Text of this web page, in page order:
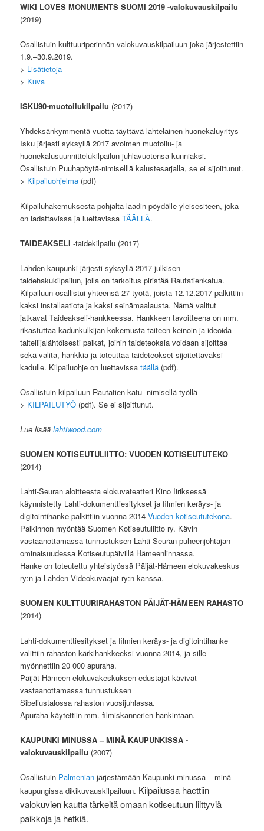
WIKI LOVES MONUMENTS SUOMI 2019 -valokuvauskilpailu
(2019)
Osallistuin kulttuuriperinnön valokuvauskilpailuun joka järjestettiin
1.9.–30.9.2019.
> Lisätietoja
> Kuva
ISKU90-muotoilukilpailu (2017)
Yhdeksänkymmentä vuotta täyttävä lahtelainen huonekaluyritys
Isku järjesti syksyllä 2017 avoimen muotoilu- ja
huonekalusuunnittelukilpailun juhlavuotensa kunniaksi.
Osallistuin Puuhapöytä-nimiselllä kalustesarjalla, se ei sijoittunut.
> Kilpailuohjelma (pdf)
Kilpailuhakemuksesta pohjalta laadin pöydälle yleisesiteen, joka
on ladattavissa ja luettavissaTÄÄLLÄ.
TAIDEAKSELI -taidekilpailu (2017)
Lahden kaupunki järjesti syksyllä 2017 julkisen
taidehakukilpailun, jolla on tarkoitus piristää Rautatienkatua.
Kilpailuun osallistui yhteensä 27 työtä, joista 12.12.2017 palkittiin
kaksi installaatiota ja kaksi seinämaalausta. Nämä valitut
jatkavat Taideakseli-hankkeessa. Hankkeen tavoitteena on mm.
rikastuttaa kadunkulkijan kokemusta taiteen keinoin ja ideoida
taiteilijalähtöisesti paikat, joihin taideteoksia voidaan sijoittaa
sekä valita, hankkia ja toteuttaa taideteokset sijoitettavaksi
kadulle. Kilpailuohje on luettavissatäällä (pdf).
Osallistuin kilpailuun Rautatien katu -nimisellä työllä
> KILPAILUTYÖ (pdf). Se ei sijoittunut.
Lue lisäälahtiwood.com
SUOMEN KOTISEUTULIITTO: VUODEN KOTISEUTUTEKO
(2014)
Lahti-Seuran aloitteesta elokuvateatteri Kino Iiriksessä
käynnistetty Lahti-dokumenttiesitykset ja filmien keräys- ja
digitointihanke palkittiin vuonna 2014Vuoden kotiseututekona.
Palkinnon myöntää Suomen Kotiseutuliitto ry. Kävin
vastaanottamassa tunnustuksen Lahti-Seuran puheenjohtajan
ominaisuudessa Kotiseutupäivillä Hämeenlinnassa.
Hanke on toteutettu yhteistyössä Päijät-Hämeen elokuvakeskus
ry:n ja Lahden Videokuvaajat ry:n kanssa.
SUOMEN KULTTUURIRAHASTON PÄIJÄT-HÄMEEN RAHASTO
(2014)
Lahti-dokumenttiesitykset ja filmien keräys- ja digitointihanke
valittiin rahaston kärkihankkeeksi vuonna 2014, ja sille
myönnettiin 20 000 apuraha.
Päijät-Hämeen elokuvakeskuksen edustajat kävivät
vastaanottamassa tunnustuksen
Sibeliustalossa rahaston vuosijuhlassa.
Apuraha käytettiin mm. filmiskannerien hankintaan.
KAUPUNKI MINUSSA – MINÄ KAUPUNKISSA -
valokuvauskilpailu (2007)
Osallistuin Palmenian järjestämään Kaupunki minussa – minä
kaupungissa dikikuvauskilpailuun. Kilpailussa haettiin
valokuvien kautta tärkeitä omaan kotiseutuun liittyviä
paikkoja ja hetkiä.